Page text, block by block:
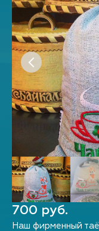
700 руб.
Наш фирменный